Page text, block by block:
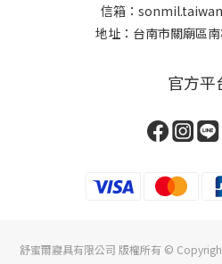
信箱：
地址：台南市關廟區
官方平
舒蜜爾寢具有限公司 版權所有 ©